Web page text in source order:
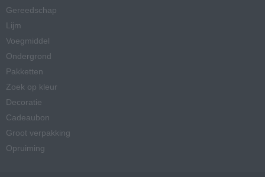
Gereedschap
Lijm
Voegmiddel
Ondergrond
Pakketten
Zoek op kleur
Decoratie
Cadeaubon
Groot verpakking
Opruiming